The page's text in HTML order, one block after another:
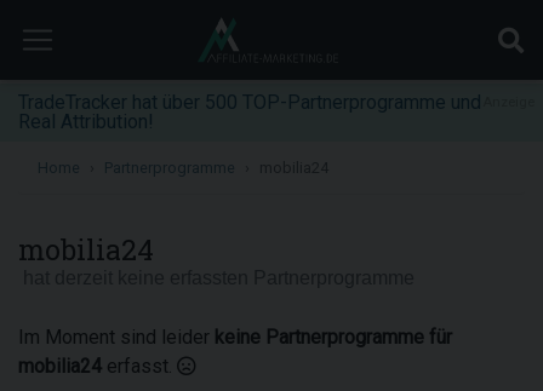
TradeTracker hat über 500 TOP-Partnerprogramme und
Real Attribution!
Home Partnerprogramme
mobilia24
Im Moment sind leider keine Partnerprogramme für
mobilia24 erfasst.